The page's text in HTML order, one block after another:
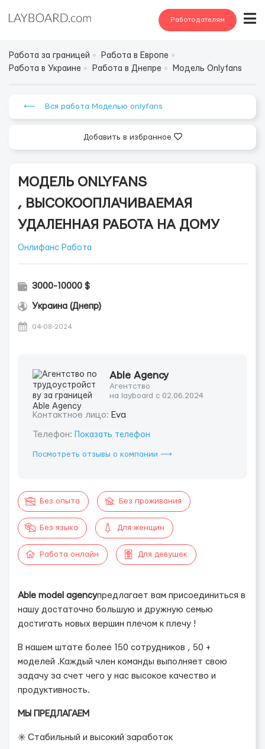
Работодателям
Работа за границей
Работа в Европе
Работа в Украине
Работа в Днепре Модель Onlyfans
⟵ Вся работа Моделью onlyfans
Добавить в избранное
МОДЕЛЬ ONLYFANS
, ВЫСОКООПЛАЧИВАЕМАЯ
УДАЛЕННАЯ РАБОТА НА ДОМУ
Онлифанс Работа
3000-10000 $
Украина (Днепр)
04-08-2024
Able Agency
Агентство
на layboard с 02.06.2024
Контактное лицо: Eva
Телефон: Показать телефон
Посмотреть отзывы о компании ⟶
Без опыта Без проживания
Без языка Для женщин
Работа онлайн Для девушек
Able model agencyпредлагает вам присоединиться в
нашу достаточно большую и дружную семью
достигать новых вершин плечом к плечу !
В нашем штате более 150 сотрудников , 50 +
моделей .Каждый член команды выполняет свою
задачу за счет чего у нас высокое качество и
продуктивность.
МЫ ПРЕДЛАГАЕМ
✳️ Стабильный и высокий заработок